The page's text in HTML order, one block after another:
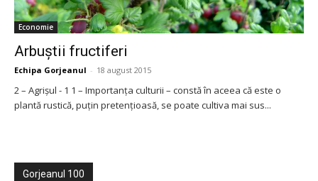
Economie
Arbuștii fructiferi
Echipa Gorjeanul - 18 august 2015
2 – Agrișul - 1 1 – Importanța culturii – constă în aceea că este o
plantă rustică, puțin pretențioasă, se poate cultiva mai sus...
Gorjeanul 100